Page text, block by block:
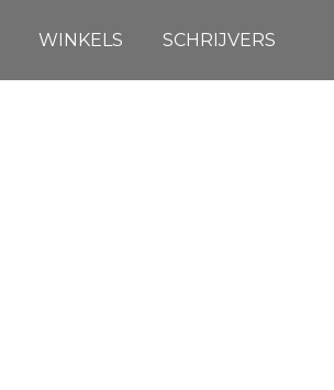
WINKELS SCHRIJVERS